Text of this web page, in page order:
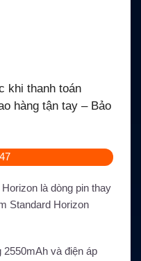
khi thanh toán
hàng tận tay – Bảo
là dòng pin thay
Standard Horizon
và điện áp